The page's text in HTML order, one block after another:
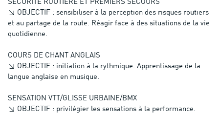
SÉCURITÉ ROUTIÈRE ET PREMIERS SECOURS
↘ OBJECTIF : sensibiliser à la perception des risques routiers
et au partage de la route. Réagir face à des situations de la vie
quotidienne.
COURS DE CHANT ANGLAIS
↘ OBJECTIF : initiation à la rythmique. Apprentissage de la
langue anglaise en musique.
SENSATION VTT/GLISSE URBAINE/BMX
↘ OBJECTIF : privilégier les sensations à la performance.